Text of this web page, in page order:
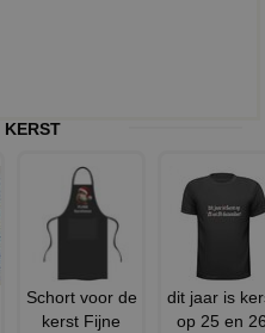
KERST
Schort voor de
kerst Fijne
dit jaar is
op 25 en